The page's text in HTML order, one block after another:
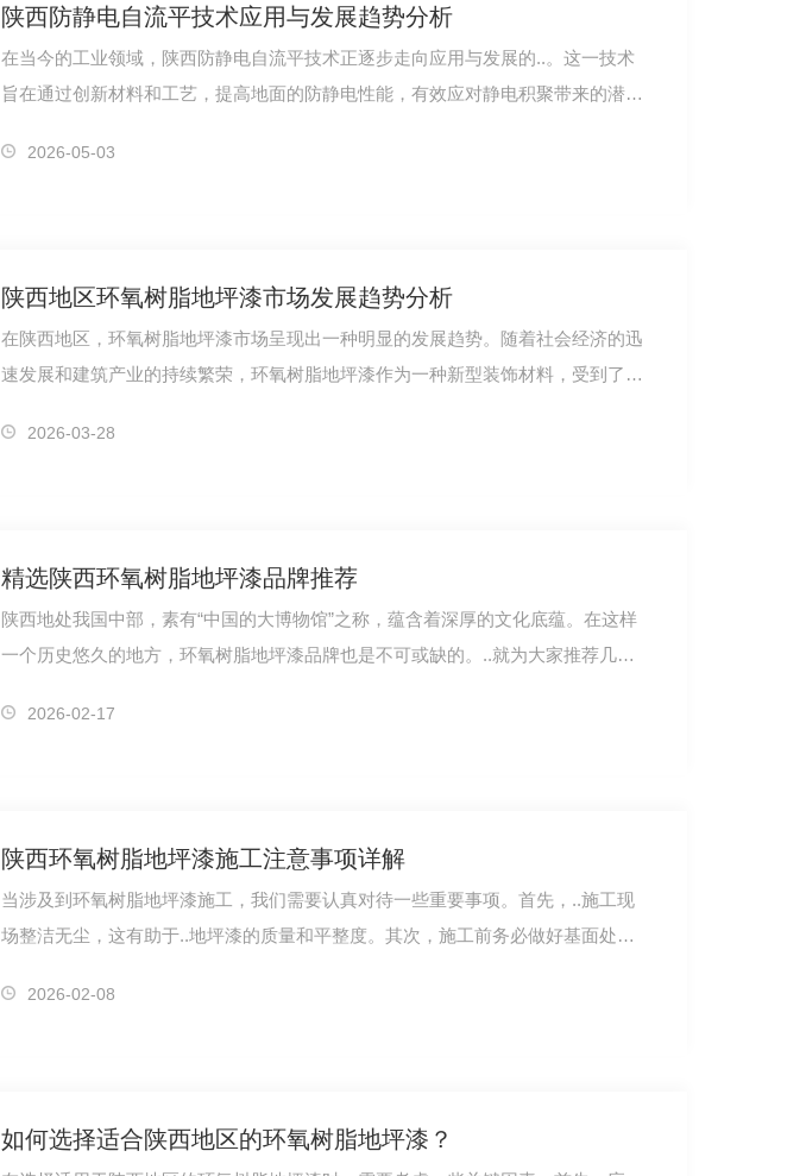
陕西防静电自流平技术应用与发展趋势分析
在当今的工业领域，陕西防静电自流平技术正逐步走向应用与发展的..。这一技术
旨在通过创新材料和工艺，提高地面的防静电性能，有效应对静电积聚带来的潜在
2026-05-03
陕西地区环氧树脂地坪漆市场发展趋势分析
在陕西地区，环氧树脂地坪漆市场呈现出一种明显的发展趋势。随着社会经济的迅
速发展和建筑产业的持续繁荣，环氧树脂地坪漆作为一种新型装饰材料，受到了广
2026-03-28
精选陕西环氧树脂地坪漆品牌推荐
陕西地处我国中部，素有“中国的大博物馆”之称，蕴含着深厚的文化底蕴。在这样
一个历史悠久的地方，环氧树脂地坪漆品牌也是不可或缺的。..就为大家推荐几个..
2026-02-17
陕西环氧树脂地坪漆施工注意事项详解
当涉及到环氧树脂地坪漆施工，我们需要认真对待一些重要事项。首先，..施工现
场整洁无尘，这有助于..地坪漆的质量和平整度。其次，施工前务必做好基面处理
2026-02-08
如何选择适合陕西地区的环氧树脂地坪漆？